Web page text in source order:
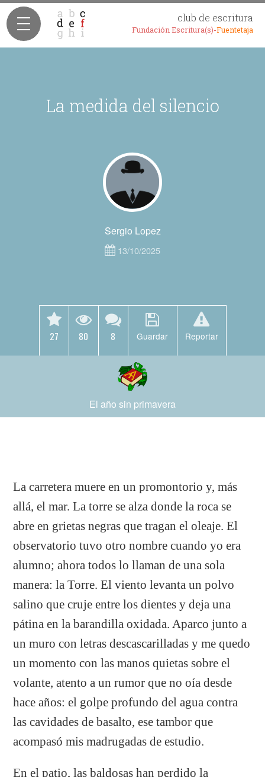
club de escritura
Fundación Escritura(s)-Fuentetaja
La medida del silencio
Sergio Lopez
13/10/2025
27 80 8 Guardar Reportar
El año sin primavera
La carretera muere en un promontorio y, más
allá, el mar. La torre se alza donde la roca se
abre en grietas negras que tragan el oleaje. El
observatorio tuvo otro nombre cuando yo era
alumno; ahora todos lo llaman de una sola
manera: la Torre. El viento levanta un polvo
salino que cruje entre los dientes y deja una
pátina en la barandilla oxidada. Aparco junto a
un muro con letras descascarilladas y me quedo
un momento con las manos quietas sobre el
volante, atento a un rumor que no oía desde
hace años: el golpe profundo del agua contra
las cavidades de basalto, ese tambor que
acompasó mis madrugadas de estudio.
En el patio, las baldosas han perdido la